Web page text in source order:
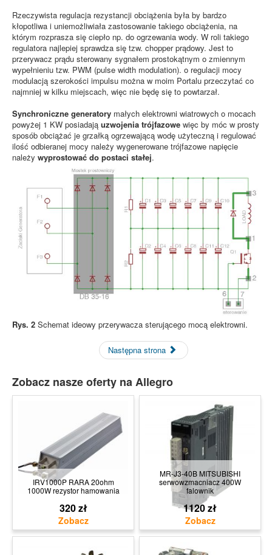
Rzeczywista regulacja rezystancji obciążenia była by bardzo
kłopotliwa i uniemożliwiała zastosowanie takiego obciążenia, na
którym rozprasza się ciepło np. do ogrzewania wody. W roli takiego
regulatora najlepiej sprawdza się tzw. chopper prądowy. Jest to
przerywacz prądu sterowany sygnałem prostokątnym o zmiennym
wypełnieniu tzw. PWM (pulse width modulation). o regulacji mocy
modulacją szerokości impulsu można w moim Portalu przeczytać co
najmniej w kilku miejscach, więc nie będę się to powtarzał.
Synchroniczne generatory małych elektrowni wiatrowych o mocach
powyżej 1 KW posiadają uzwojenia trójfazowe więc by móc w prosty
sposób obciążać je grzałką ogrzewającą wodę użyteczną i regulować
ilość odbieranej mocy należy wygenerowane trójfazowe napięcie
należy wyprostować do postaci stałej.
Rys. 2 Schemat ideowy przerywacza sterującego mocą elektrowni.
Następna strona
Zobacz nasze oferty na Allegro
IRV1000P RARA 20ohm
1000W rezystor hamowania
320 zł
MR-J3-40B MITSUBISHI
serwowzmacniacz 400W
falownik
1120 zł